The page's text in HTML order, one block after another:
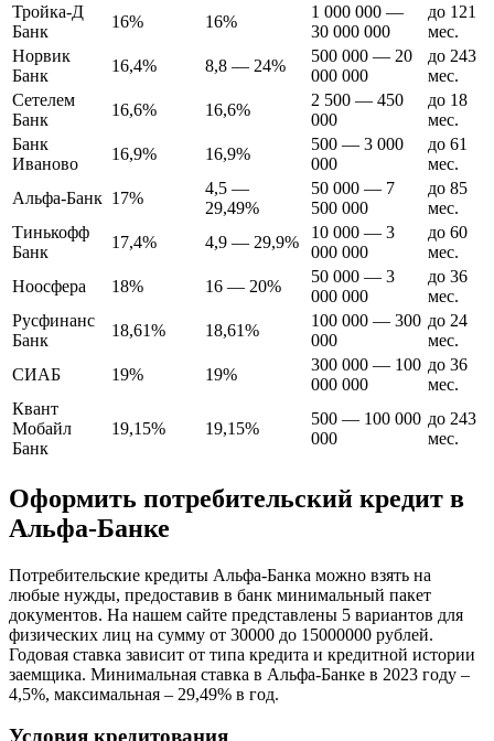
Тройка-Д
Банк
16% 16%
1 000 000 —
30 000 000
до 121
мес.
Норвик
Банк
16,4% 8,8 — 24%
500 000 — 20
000 000
до 243
мес.
Сетелем
Банк
16,6% 16,6%
2 500 — 450
000
до 18
мес.
Банк
Иваново
16,9% 16,9%
500 — 3 000
000
до 61
мес.
Альфа-Банк 17%
4,5 —
29,49%
50 000 — 7
500 000
до 85
мес.
Тинькофф
Банк
17,4% 4,9 — 29,9%
10 000 — 3
000 000
до 60
мес.
Ноосфера
18% 16 — 20%
50 000 — 3
000 000
до 36
мес.
Русфинанс
Банк
18,61% 18,61%
100 000 — 300
000
до 24
мес.
СИАБ
19% 19%
300 000 — 100
000 000
до 36
мес.
Квант
Мобайл
Банк
19,15% 19,15%
500 — 100 000
000
до 243
мес.
Оформить потребительский кредит в
Альфа-Банке
Потребительские кредиты Альфа-Банка можно взять на
любые нужды, предоставив в банк минимальный пакет
документов. На нашем сайте представлены 5 вариантов для
физических лиц на сумму от 30000 до 15000000 рублей.
Годовая ставка зависит от типа кредита и кредитной истории
заемщика. Минимальная ставка в Альфа-Банке в 2023 году –
4,5%, максимальная – 29,49% в год.
Условия кредитования